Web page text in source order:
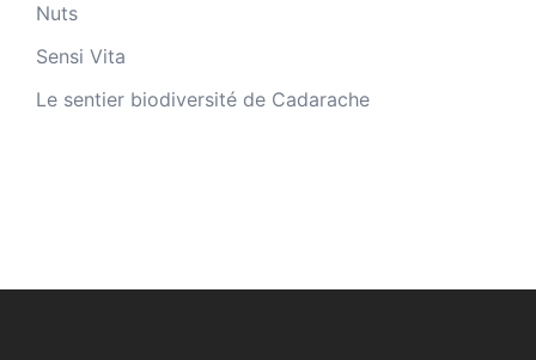
Nuts
Sensi Vita
Le sentier biodiversité de Cadarache